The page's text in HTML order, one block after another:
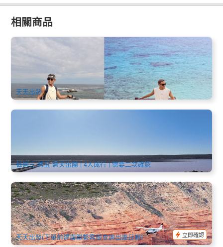
相關商品
羅特尼斯島(Rottnest Island)海島冒險一日遊｜SeaLink船票
+自行車+浮潛裝備｜雙港口出發(Fremantle或珀斯) (英文)
1.4k 已預訂
$146.00 150.00
PER09009
天天出發
AUD $1,199.00
PER09061
每週三 週五 週天出團 | 4人成行 | 需要二次確認
20分鐘卡爾巴里與海岸懸崖 小飛機觀光飛行 (卡爾巴里起飛)
152 已預訂
AUD $170.00
PER09101
天天出發(下單前建議聯繫客服查詢出團日期)
立即確認